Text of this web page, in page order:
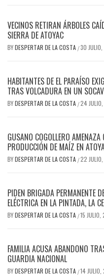
VECINOS RETIRAN ÁRBOLES
SIERRA DE ATOYAC
BYDESPERTAR DE LA COSTA /30
HABITANTES DE EL PARAÍSO
TRAS VOLCADURA EN UN
BYDESPERTAR DE LA COSTA /24
GUSANO COGOLLERO
PRODUCCIÓN DE MAÍZ EN
BYDESPERTAR DE LA COSTA /22
PIDEN BRIGADA PERMANENTE
ELÉCTRICA EN LA PINTADA, LA
BYDESPERTAR DE LA COSTA /15
FAMILIA ACUSA ABANDONO
GUARDIA NACIONAL
BYDESPERTAR DE LA COSTA /14